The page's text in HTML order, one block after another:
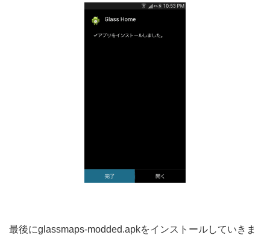
最後にglassmaps-modded.apkをインストールしていきま